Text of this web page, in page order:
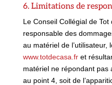
6. Limitations de
Le Conseil Collégial de
responsable des
au matériel de l’utilisateur,
www.totdecasa.fret
matériel ne répondant pas
au point 4, soit de